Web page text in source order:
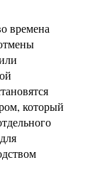
времена
который